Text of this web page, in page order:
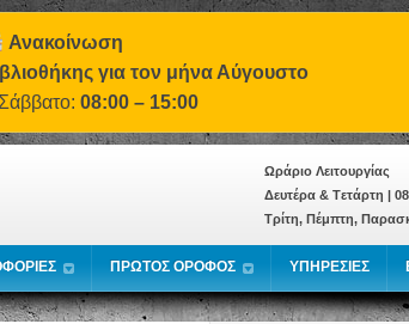
Ανακοίνωση
για τον μήνα Αύγουστο
08:00 – 15:00
Ωράριο Λειτουργίας
Δευτέρα & Tετάρτη |
Τρίτη, Πέμπτη,
ΠΡΩΤΟΣ ΟΡΟΦΟΣ ΥΠΗΡΕΣΙΕΣ